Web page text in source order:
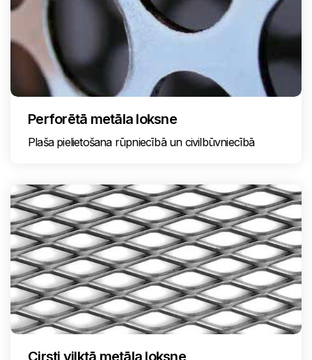
Perforētā metāla loksne
Plaša pielietošana rūpniecībā un civilbūvniecībā
Cirsti vilktā metāla loksne